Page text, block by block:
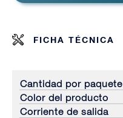
FICHA TÉCNICA
Cantidad por paquete
Color del producto
Corriente de salida